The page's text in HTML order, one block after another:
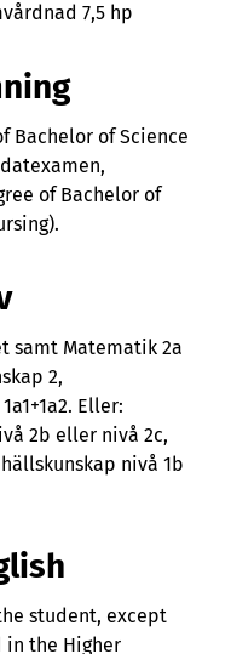
7,5 hp
Bachelor of Science
of Bachelor of
samt Matematik 2a
2,
Eller:
2b eller nivå 2c,
nivå 1b
student, except
in the Higher